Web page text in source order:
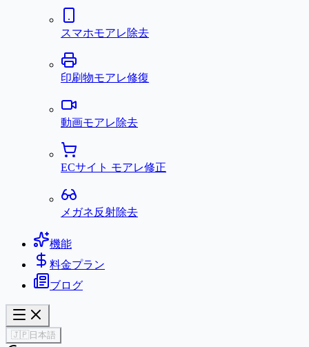
スマホモアレ除去
印刷物モアレ修復
動画モアレ除去
ECサイト モアレ修正
メガネ反射除去
機能
料金プラン
ブログ
🇯🇵 日本語